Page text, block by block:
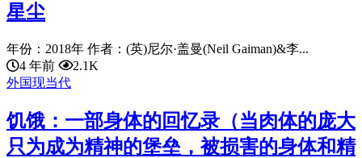
星尘
年份：2018年 作者：(英)尼尔·盖曼(Neil Gaiman)&李...
4 年前
2.1K
外国现当代
饥饿：一部身体的回忆录（当肉体的庞大
只为成为精神的堡垒，被损害的身体和精